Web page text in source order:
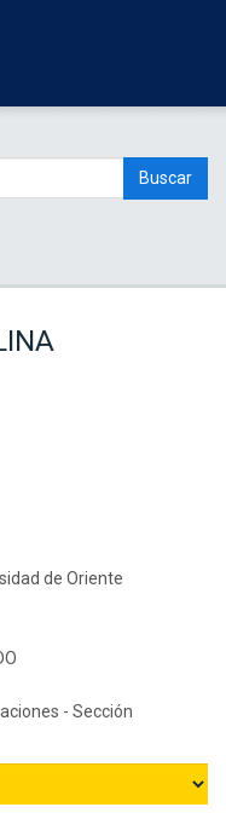
Buscar
de Oriente
- Sección